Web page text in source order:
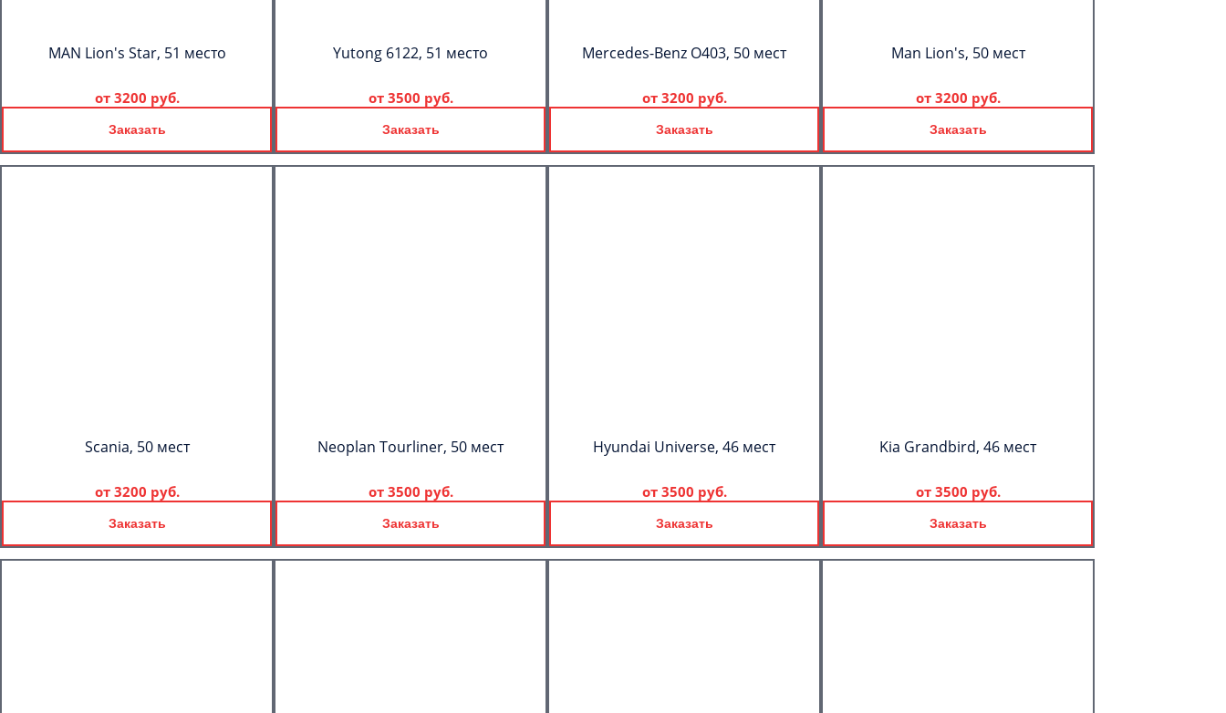
MAN Lion's Star, 51 место
от 3200 руб.
Заказать
Yutong 6122, 51 место
от 3500 руб.
Заказать
Mercedes-Benz О403, 50 мест
от 3200 руб.
Заказать
Man Lion's, 50 мест
от 3200 руб.
Заказать
Scania, 50 мест
от 3200 руб.
Заказать
Neoplan Tourliner, 50 мест
от 3500 руб.
Заказать
Hyundai Universe, 46 мест
от 3500 руб.
Заказать
Kia Grandbird, 46 мест
от 3500 руб.
Заказать
обработку моих Персональных